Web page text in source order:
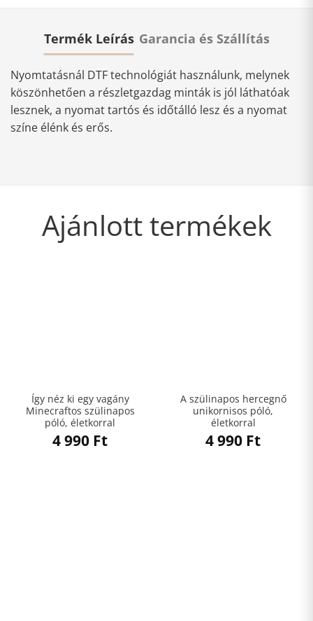
Termék Leírás Garancia és Szállítás
Nyomtatásnál DTF technológiát használunk, melynek
köszönhetően a részletgazdag minták is jól láthatóak
lesznek, a nyomat tartós és időtálló lesz és a nyomat
színe élénk és erős.
Ajánlott termékek
Így néz ki egy vagány
Minecraftos szülinapos
póló, életkorral
4 990 Ft
A szülinapos hercegnő
unikornisos póló,
életkorral
4 990 Ft